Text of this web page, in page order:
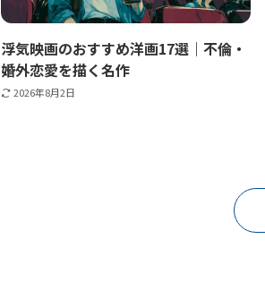
浮気映画のおすすめ洋画17選｜不倫・
婚外恋愛を描く名作
2026年8月2日